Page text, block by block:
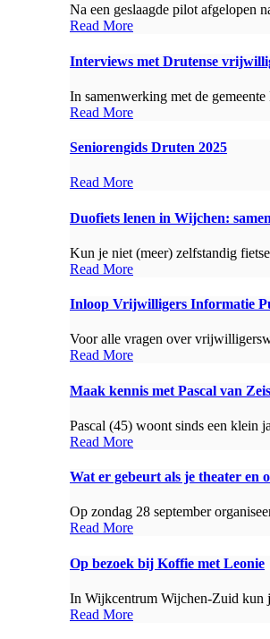
Na een geslaagde pilot afgelopen
Read More
Interviews met Drutense
In samenwerking met de
Read More
Seniorengids Druten 2025
Read More
Duofiets lenen in Wijchen:
Kun je niet (meer) zelfstandig
Read More
Inloop Vrijwilligers Informatie
Voor alle vragen over
Read More
Maak kennis met Pascal van
Pascal (45) woont sinds een klein
Read More
Wat er gebeurt als je theater en
Op zondag 28 september
Read More
Op bezoek bij Koffie met Leonie
In Wijkcentrum Wijchen-Zuid kun
Read More